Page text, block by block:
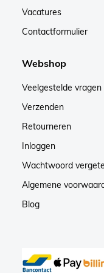
Vacatures
Contactformulier
Webshop
Veelgestelde vragen
Verzenden
Retourneren
Inloggen
Wachtwoord
Algemene
Blog